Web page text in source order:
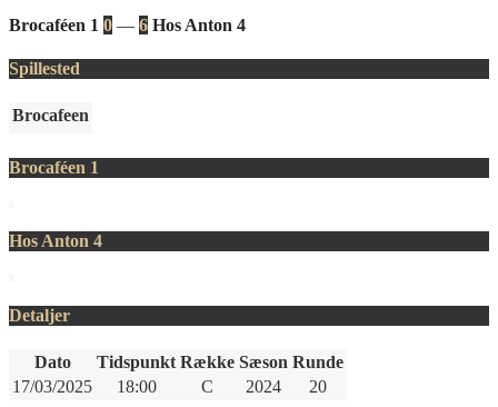
Brocaféen 1 0 — 6 Hos Anton 4
Spillested
Brocafeen
Brocaféen 1
Hos Anton 4
Detaljer
Dato Tidspunkt Række Sæson Runde
17/03/2025
18:00 C 2024 20